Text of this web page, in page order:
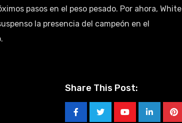
pasos en el peso pesado. Por ahora, White
la presencia del campeón en el
Share This Post: